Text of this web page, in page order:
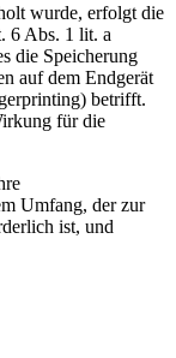
wurde, erfolgt die
6 Abs. 1 lit. a
die Speicherung
auf dem Endgerät
betrifft.
für die
Umfang, der zur
ist, und